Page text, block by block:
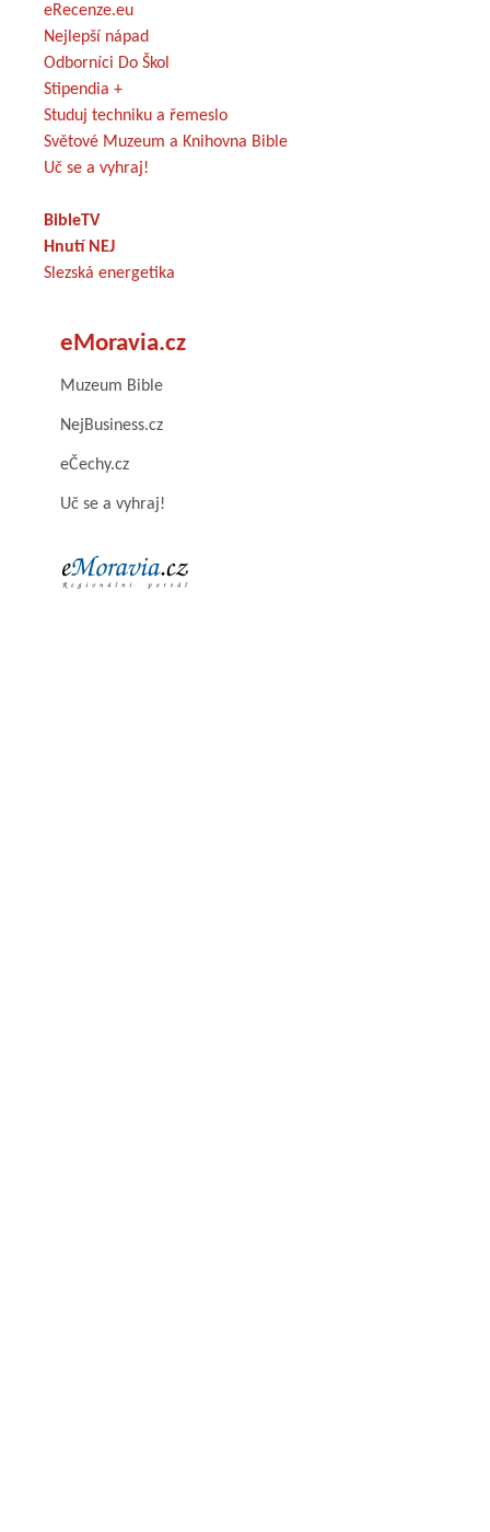
eRecenze.eu
Nejlepší nápad
Odborníci Do Škol
Stipendia +
Studuj techniku a řemeslo
Světové Muzeum a Knihovna Bible
Uč se a vyhraj!
BibleTV
Hnutí NEJ
Slezská energetika
eMoravia.cz
Muzeum Bible
NejBusiness.cz
eČechy.cz
Uč se a vyhraj!